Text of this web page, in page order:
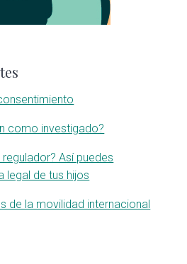
como investigado?
Así puedes
legal de tus hijos
de la movilidad internacional